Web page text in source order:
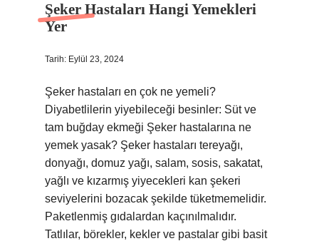
Şeker Hastaları Hangi Yemekleri
Yer
Tarih: Eylül 23, 2024
Şeker hastaları en çok ne yemeli?
Diyabetlilerin yiyebileceği besinler: Süt ve
tam buğday ekmeği Şeker hastalarına ne
yemek yasak? Şeker hastaları tereyağı,
donyağı, domuz yağı, salam, sosis, sakatat,
yağlı ve kızarmış yiyecekleri kan şekeri
seviyelerini bozacak şekilde tüketmemelidir.
Paketlenmiş gıdalardan kaçınılmalıdır.
Tatlılar, börekler, kekler ve pastalar gibi basit